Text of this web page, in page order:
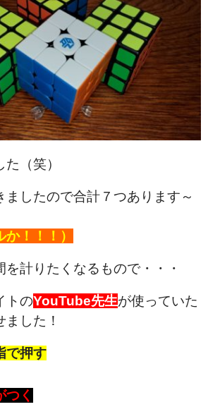
（笑）
ましたので合計７つあります～
か！！！）
計りたくなるもので・・・
トのYouTube先生が使っていた
した！
で押す
つく